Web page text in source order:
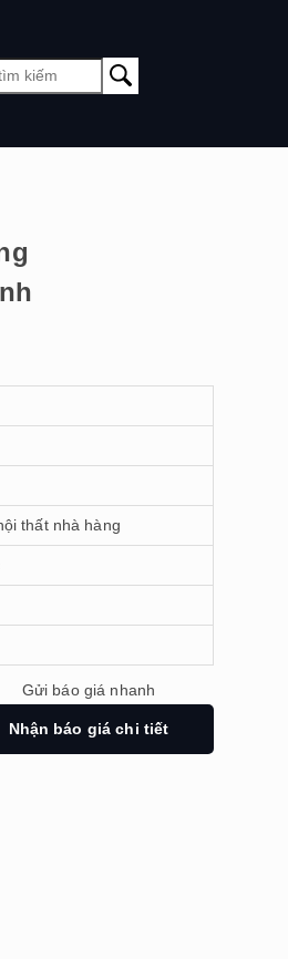
thất nhà hàng
Gửi báo giá nhanh
Nhận báo giá chi tiết